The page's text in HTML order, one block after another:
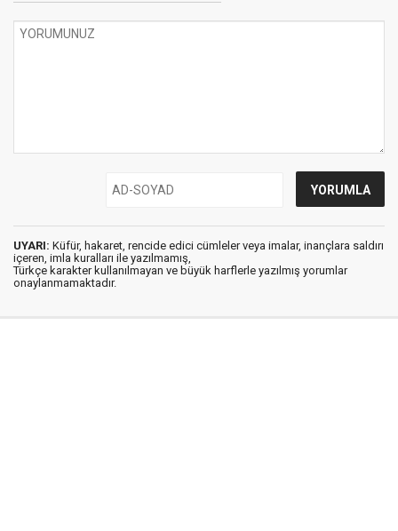
UYARI: Küfür, hakaret, rencide edici cümleler veya imalar, inançlara saldırı
içeren, imla kuralları ile yazılmamış,
Türkçe karakter kullanılmayan ve büyük harflerle yazılmış yorumlar
onaylanmamaktadır.